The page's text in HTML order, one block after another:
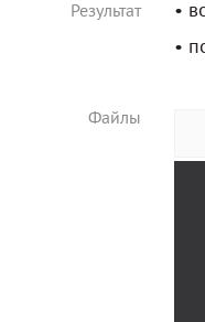
Результат
•
•
Файлы